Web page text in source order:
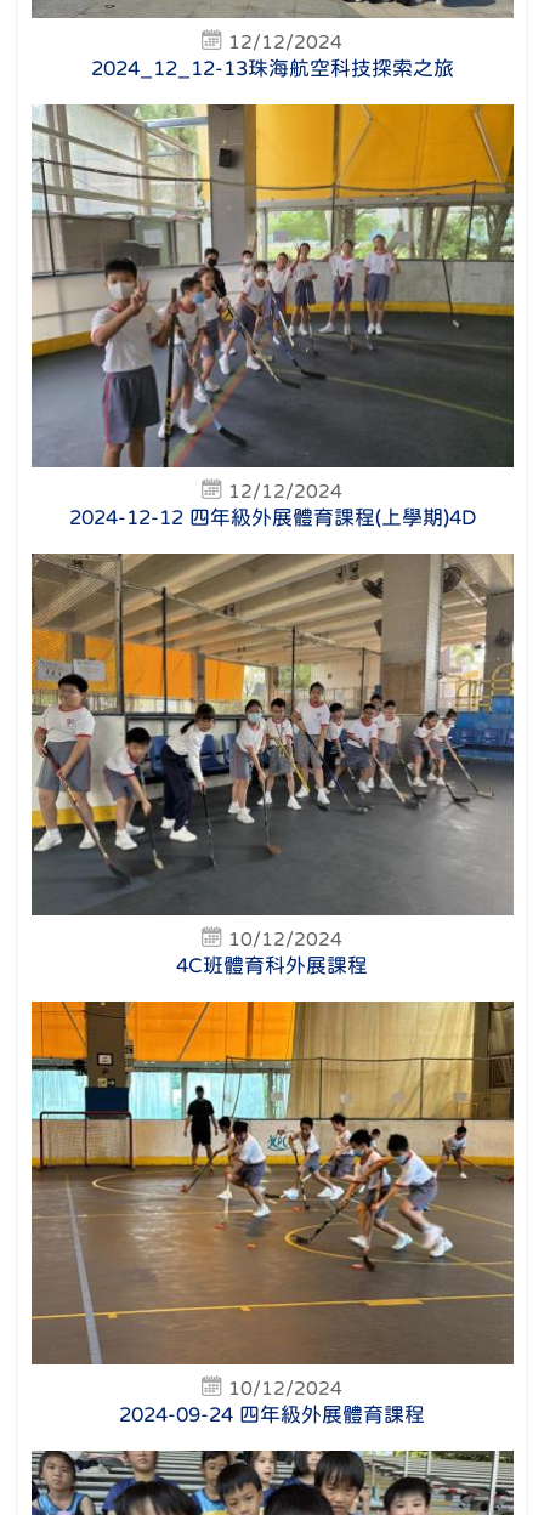
12/12/2024
2024_12_12-13珠海航空科技探索之旅
12/12/2024
2024-12-12 四年級外展體育課程(上學期)4D
10/12/2024
4C班體育科外展課程
10/12/2024
2024-09-24 四年級外展體育課程